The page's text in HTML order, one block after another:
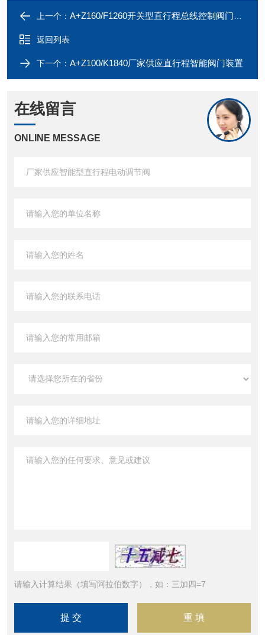
上一个： A+Z160/F1260开关型直行程总线控制阀门电动装置
返回列表
下一个： A+Z100/K1840厂家供应直行程智能阀门装置
在线留言
ONLINE MESSAGE
请输入计算结果（填写阿拉伯数字），如：三加四=7